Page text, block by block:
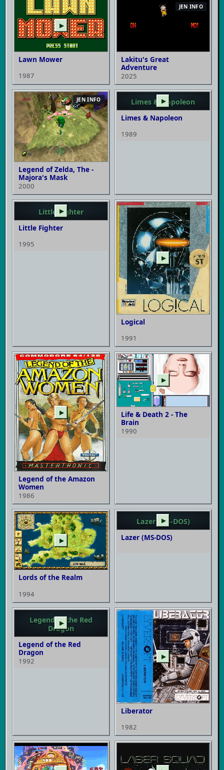
▶
Lawn Mower
1987
JEN INFO
Lakitu's Great
Adventure
2025
JEN INFO
Legend of Zelda, The -
Majora's Mask
2000
Limes & Napoleon
▶
Limes & Napoleon
1989
Little Fighter
▶
Little Fighter
1995
▶
Logical
1991
▶
Legend of the Amazon
Women
1986
▶
Life & Death 2 - The
Brain
1990
▶
Lords of the Realm
1994
Lazer (MS-DOS)
▶
Lazer (MS-DOS)
Legend of the Red
Dragon
▶
Legend of the Red
Dragon
1992
▶
Liberator
1982